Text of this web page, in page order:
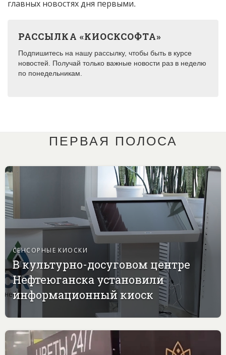
главных новостях дня первыми.
РАССЫЛКА «КИОСКСОФТА»
Подпишитесь на нашу рассылку, чтобы быть в курсе
новостей. Получай только важные новости раз в неделю
по понедельникам.
ПЕРВАЯ ПОЛОСА
СЕНСОРНЫЕ КИОСКИ
В культурно-досуговом центре
Нефтеюганска установили
информационный киоск